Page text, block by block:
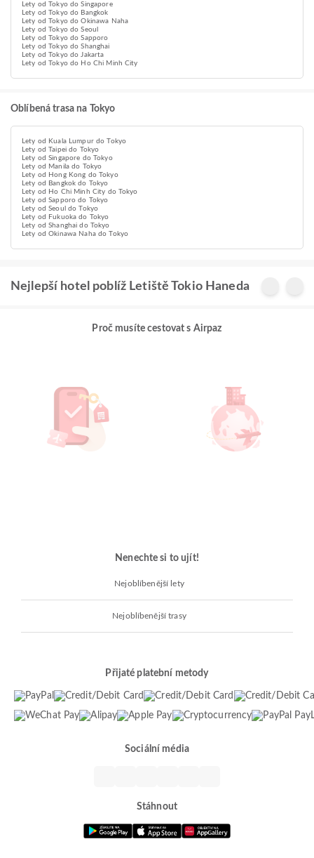
Lety od Tokyo do Singapore
Lety od Tokyo do Bangkok
Lety od Tokyo do Okinawa Naha
Lety od Tokyo do Seoul
Lety od Tokyo do Sapporo
Lety od Tokyo do Shanghai
Lety od Tokyo do Jakarta
Lety od Tokyo do Ho Chi Minh City
Oblíbená trasa na Tokyo
Lety od Kuala Lumpur do Tokyo
Lety od Taipei do Tokyo
Lety od Singapore do Tokyo
Lety od Manila do Tokyo
Lety od Hong Kong do Tokyo
Lety od Bangkok do Tokyo
Lety od Ho Chi Minh City do Tokyo
Lety od Sapporo do Tokyo
Lety od Seoul do Tokyo
Lety od Fukuoka do Tokyo
Lety od Shanghai do Tokyo
Lety od Okinawa Naha do Tokyo
Nejlepší hotel poblíž Letiště Tokio Haneda
Proč musíte cestovat s Airpaz
Nenechte si to ujít!
Nejoblíbenější lety
Nejoblíbenější trasy
Přijaté platební metody
Sociální média
Stáhnout